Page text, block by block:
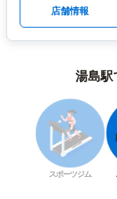
店舗情報
湯島駅
スポーツジム